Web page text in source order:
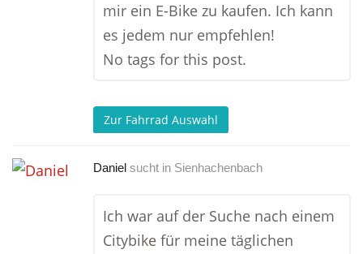
mir ein E-Bike zu kaufen. Ich kann
es jedem nur empfehlen!
No tags for this post.
Zur Fahrrad Auswahl
Daniel sucht in Sienhachenbach
Ich war auf der Suche nach einem
Citybike für meine täglichen